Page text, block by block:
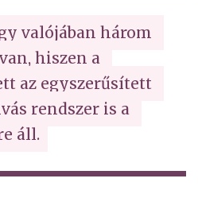
valójában három
hiszen a
az egyszerűsített
rendszer is a
áll.